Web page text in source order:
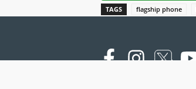
TAGS flagship phone